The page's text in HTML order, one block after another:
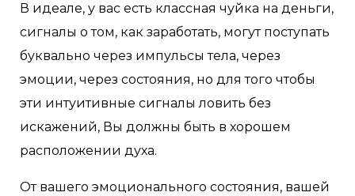
В идеале, у вас есть классная чуйка на деньги,
сигналы о том, как заработать, могут поступать
буквально через импульсы тела, через
эмоции, через состояния, но для того чтобы
эти интуитивные сигналы ловить без
искажений, Вы должны быть в хорошем
расположении духа.
От вашего эмоционального состояния, вашей